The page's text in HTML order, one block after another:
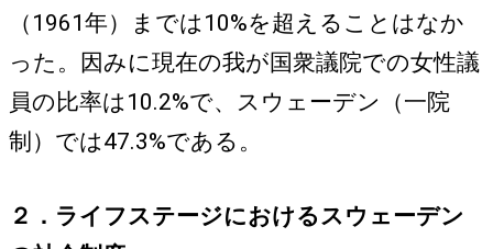
（1961年）までは10%を超えることはなか
った。因みに現在の我が国衆議院での女性議
員の比率は10.2%で、スウェーデン（一院
制）では47.3%である。
２．ライフステージにおけるスウェーデン